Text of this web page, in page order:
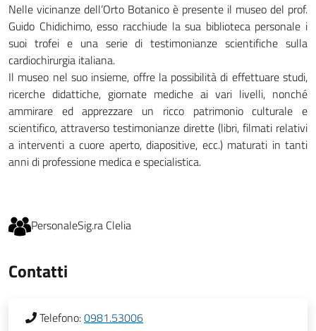
Nelle vicinanze dell’Orto Botanico è presente il museo del prof.
Guido Chidichimo, esso racchiude la sua biblioteca personale i
suoi trofei e una serie di testimonianze scientifiche sulla
cardiochirurgia italiana.
Il museo nel suo insieme, offre la possibilità di effettuare studi,
ricerche didattiche, giornate mediche ai vari livelli, nonché
ammirare ed apprezzare un ricco patrimonio culturale e
scientifico, attraverso testimonianze dirette (libri, filmati relativi
a interventi a cuore aperto, diapositive, ecc.) maturati in tanti
anni di professione medica e specialistica.
PersonaleSig.ra Clelia
Contatti
Telefono:0981.53006